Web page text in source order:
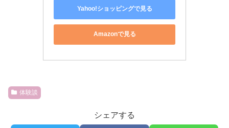
Yahoo!ショッピングで見る
Amazonで見る
体験談
シェアする